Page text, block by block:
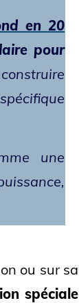
en 20
pour
une
ou sur sa
spéciale